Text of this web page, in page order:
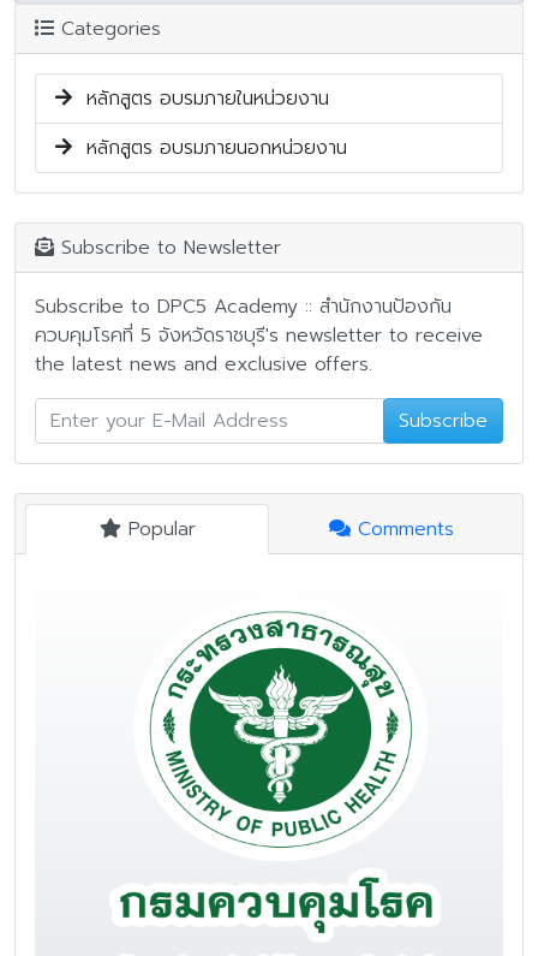
Categories
หลักสูตร อบรมภายในหน่วยงาน
หลักสูตร อบรมภายนอกหน่วยงาน
Subscribe to Newsletter
Subscribe to DPC5 Academy :: สำนักงานป้องกัน
ควบคุมโรคที่ 5 จังหวัดราชบุรี's newsletter to receive
the latest news and exclusive offers.
Subscribe
Popular Comments